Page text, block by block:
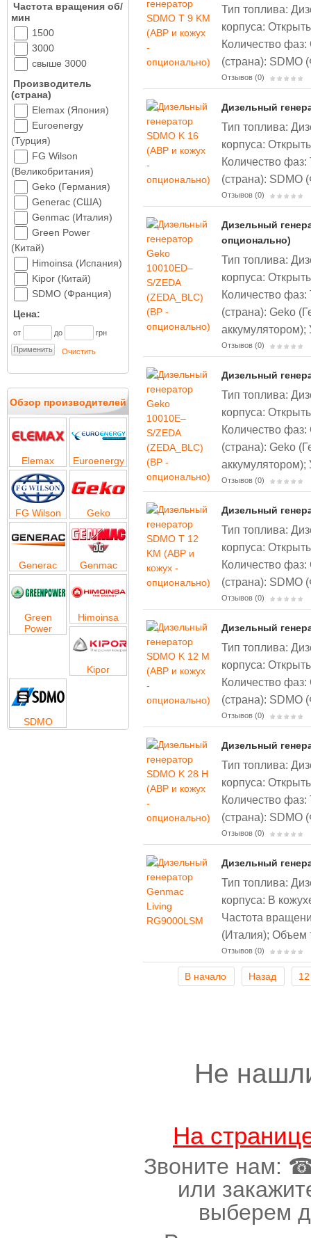
Тип топлива:
корпуса:
Количество
(страна): SDMO
Отзывов (0)
Дизельный
Тип топлива:
корпуса:
Количество
(страна): SDMO
Отзывов (0)
Дизельный
опционально)
Тип топлива:
корпуса:
Количество
(страна): Geko
аккумулятором);
Отзывов (0)
Дизельный
Тип топлива:
корпуса:
Количество
(страна): Geko
аккумулятором);
Отзывов (0)
Дизельный
Тип топлива:
корпуса:
Количество
(страна): SDMO
Отзывов (0)
Дизельный
Тип топлива:
корпуса:
Количество
(страна): SDMO
Отзывов (0)
Дизельный
Тип топлива:
корпуса:
Количество
(страна): SDMO
Отзывов (0)
Дизельный
Тип топлива:
корпуса: В
Частота
(Италия);Объем
Отзывов (0)
В начало Назад 12
Не
На
Звоните нам:
или
выберем
Частота вращения об/
мин
1500
3000
свыше 3000
Производитель
(страна)
Elemax (Япония)
Euroenergy
(Турция)
FG Wilson
(Великобритания)
Geko (Германия)
Generac (США)
Genmac (Италия)
Green Power
(Китай)
Himoinsa (Испания)
Kipor (Китай)
SDMO (Франция)
Цена:
от до грн
Очистить
Обзор производителей
Elemax Euroenergy
FG Wilson Geko
Generac Genmac
Green
Power
Himoinsa
Kipor
SDMO